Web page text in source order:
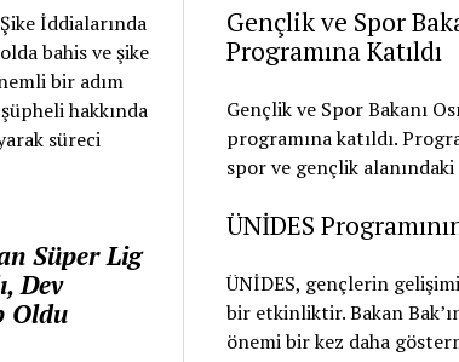
İddialarında
bahis ve şike
bir adım
şüpheli hakkında
süreci
Süper Lig
Dev
Oldu
Gençlik ve Spor
Programına Katıldı
Gençlik ve Spor Bakanı
programına katıldı.
spor ve gençlik
ÜNİDES
ÜNİDES, gençlerin
bir etkinliktir. Bakan
önemi bir kez daha